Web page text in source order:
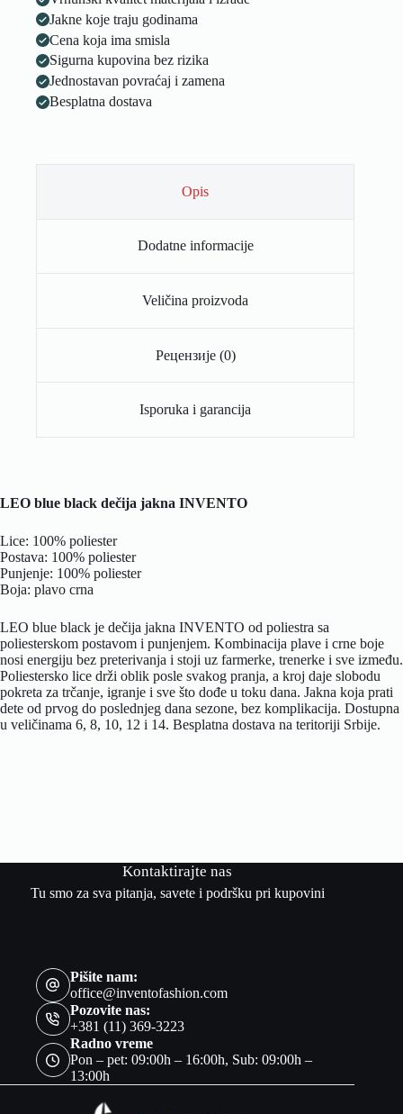
Jakne koje traju godinama
Cena koja ima smisla
Sigurna kupovina bez rizika
Jednostavan povraćaj i zamena
Besplatna dostava
Оpis
Dodatne informacije
Veličina proizvoda
Рецензије (0)
Isporuka i garancija
LEO blue black dečija jakna INVENTO
Lice: 100% poliester
Postava: 100% poliester
Punjenje: 100% poliester
Boja: plavo crna
LEO blue black je dečija jakna INVENTO od poliestra sa
poliesterskom postavom i punjenjem. Kombinacija plave i crne boje
nosi energiju bez preterivanja i stoji uz farmerke, trenerke i sve između.
Poliestersko lice drži oblik posle svakog pranja, a kroj daje slobodu
pokreta za trčanje, igranje i sve što dođe u toku dana. Jakna koja prati
dete od prvog do poslednjeg dana sezone, bez komplikacija. Dostupna
u veličinama 6, 8, 10, 12 i 14. Besplatna dostava na teritoriji Srbije.
Kontaktirajte nas
Tu smo za sva pitanja, savete i podršku pri kupovini
Pišite nam:
office@inventofashion.com
Pozovite nas:
+381 (11) 369-3223
Radno vreme
Pon – pet: 09:00h – 16:00h, Sub: 09:00h –
13:00h